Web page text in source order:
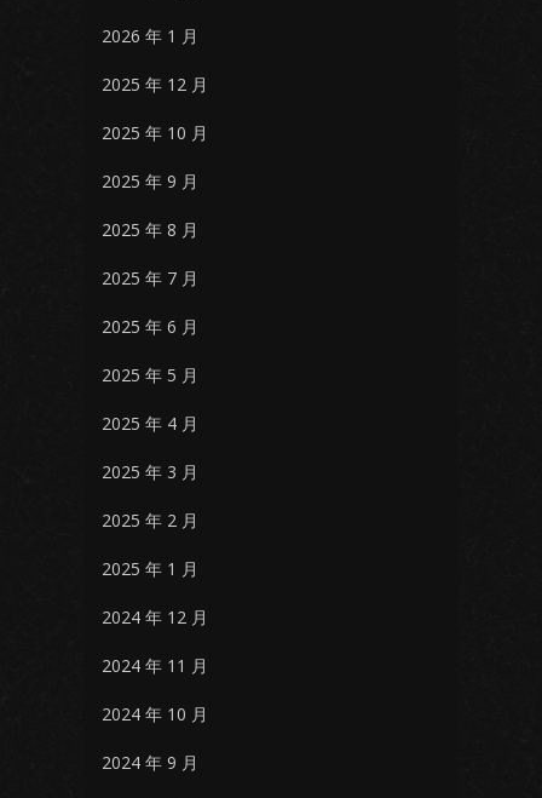
2026 年 1 月
2025 年 12 月
2025 年 10 月
2025 年 9 月
2025 年 8 月
2025 年 7 月
2025 年 6 月
2025 年 5 月
2025 年 4 月
2025 年 3 月
2025 年 2 月
2025 年 1 月
2024 年 12 月
2024 年 11 月
2024 年 10 月
2024 年 9 月